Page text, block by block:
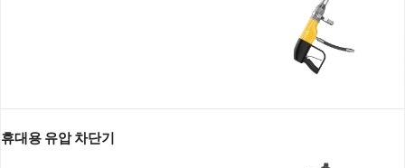
유압 잠수정 펌프 하이 헤드
휴대용 유압 차단기